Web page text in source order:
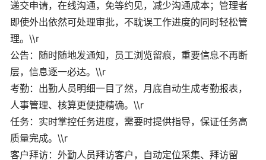
递交申请，在线沟通，免等约见，减少沟通成本；管理者
即使外出依然可处理审批，不耽误工作进度的同时轻松管
理。\\r
公告：随时随地发通知，员工浏览留痕，重要信息不再断
层，信息逐一必达。\\r
考勤：出勤人员明细一目了然，月底自动生成考勤报表，
人事管理、核算更便捷精确。\\r
任务：实时掌控任务进度，需要时提供指导，保证任务高
质量完成。\\r
客户拜访：外勤人员拜访客户，自动定位采集、拜访留